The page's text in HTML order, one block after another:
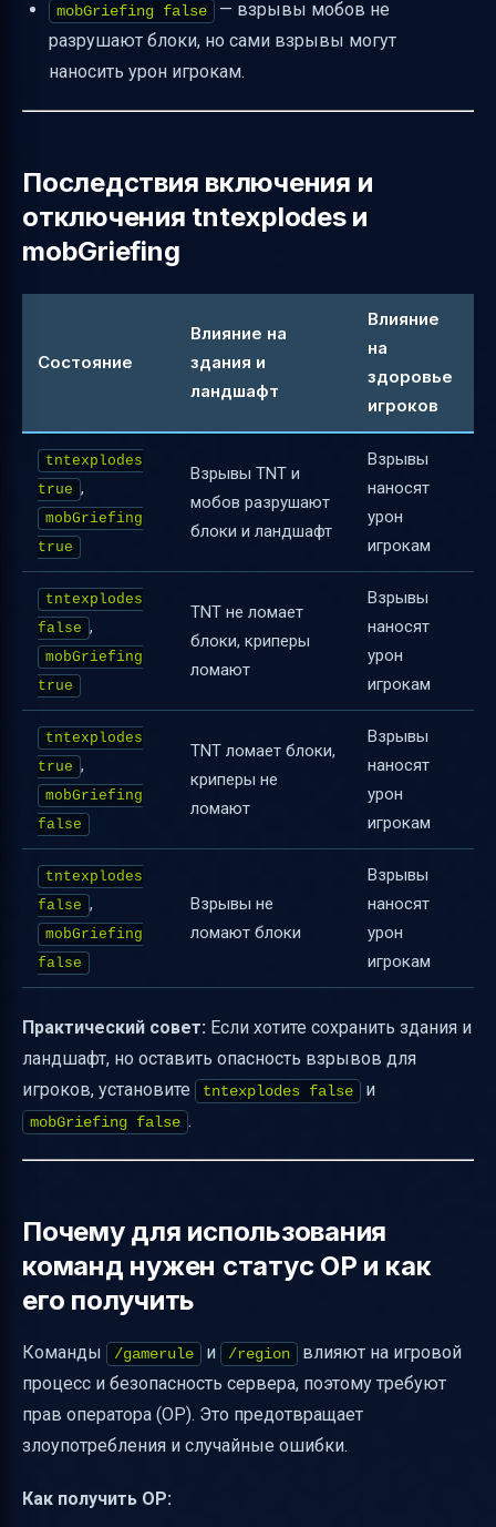
mobGriefing false
— взрывы мобов не
разрушают блоки, но сами взрывы могут
наносить урон игрокам.
Последствия включения и
отключения tntexplodes и
mobGriefing
Состояние
Влияние на
здания и
ландшафт
Влияние
на
здоровье
игроков
tntexplodes
true ,
mobGriefing
true
Взрывы TNT и
мобов разрушают
блоки и ландшафт
Взрывы
наносят
урон
игрокам
tntexplodes
false ,
mobGriefing
true
TNT не ломает
блоки, криперы
ломают
Взрывы
наносят
урон
игрокам
tntexplodes
true ,
mobGriefing
false
TNT ломает блоки,
криперы не
ломают
Взрывы
наносят
урон
игрокам
tntexplodes
false ,
mobGriefing
false
Взрывы не
ломают блоки
Взрывы
наносят
урон
игрокам
Практический совет: Если хотите сохранить здания и
ландшафт, но оставить опасность взрывов для
игроков, установите
tntexplodes false и
mobGriefing false .
Почему для использования
команд нужен статус OP и как
его получить
Команды /gamerule и /region
влияют на игровой
процесс и безопасность сервера, поэтому требуют
прав оператора (OP). Это предотвращает
злоупотребления и случайные ошибки.
Как получить OP: